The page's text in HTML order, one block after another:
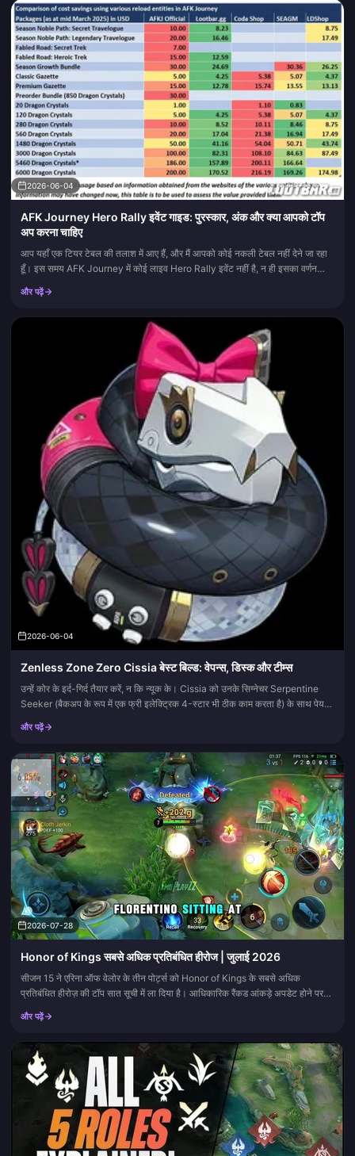
2026-06-04
AFK Journey Hero Rally इवेंट गाइड: पुरस्कार, अंक और क्या आपको टॉप
अप करना चाहिए
आप यहाँ एक टियर टेबल की तलाश में आए हैं, और मैं आपको कोई नकली टेबल नहीं देने जा रहा
हूँ। इस समय AFK Journey में कोई लाइव Hero Rally इवेंट नहीं है, न ही इसका वर्णन
करने वाला कोई पैच नोट है, और न ही...
और पढ़ें
2026-06-04
Zenless Zone Zero Cissia बेस्ट बिल्ड: वेपन्स, डिस्क और टीम्स
उन्हें कोर के इर्द-गिर्द तैयार करें, न कि न्यूक के। Cissia को उनके सिग्नेचर Serpentine
Seeker (बैकअप के रूप में एक फ्री इलेक्ट्रिक 4-स्टार भी ठीक काम करता है) के साथ पेयर
करें, Dawn's Bloom 4-पीस क...
और पढ़ें
2026-07-28
Honor of Kings सबसे अधिक प्रतिबंधित हीरोज | जुलाई 2026
सीजन 15 ने एरिना ऑफ वेलोर के तीन पोर्ट्स को Honor of Kings के सबसे अधिक
प्रतिबंधित हीरोज़ की टॉप सात सूची में ला दिया है। आधिकारिक रैंकड आंकड़े अपडेट होने पर
हम इस बैन टेबल को रिफ्रेश करते हैं।
और पढ़ें